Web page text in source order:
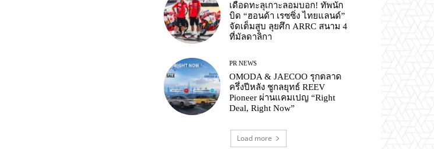
เดือดทะลุเกาะลอมบอก! ทัพนัก
บิด “ฮอนด้า เรซซิ่ง ไทยแลนด์”
จัดเต็มสูบ ลุยศึก ARRC สนาม 4
ที่มัลดาลิกา
PR NEWS
OMODA & JAECOO รุกตลาด
ครึ่งปีหลัง ชูกลยุทธ์ REEV
Pioneer ผ่านแคมเปญ “Right
Deal, Right Now”
Load more